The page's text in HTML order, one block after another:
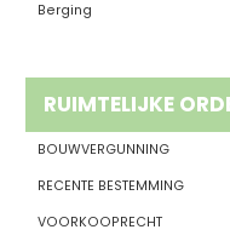
Berging
RUIMTELIJKE
BOUWVERGUNNING
RECENTE BESTEMMING
VOORKOOPRECHT